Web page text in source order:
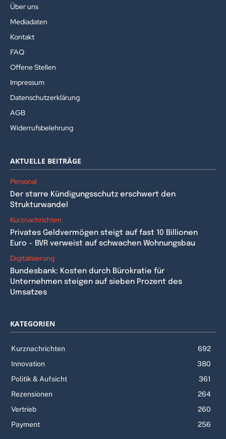
Über uns
Mediadaten
Kontakt
FAQ
Offene Stellen
Impressum
Datenschutzerklärung
AGB
Widerrufsbelehrung
AKTUELLE BEITRÄGE
Personal
Der starre Kündigungsschutz erschwert den
Strukturwandel
Kurznachrichten
Privates Geldvermögen steigt auf fast 10 Billionen
Euro – BVR verweist auf schwachen Wohnungsbau
Digitalisierung
Bundesbank: Kosten durch Bürokratie für
Unternehmen steigen auf sieben Prozent des
Umsatzes
KATEGORIEN
Kurznachrichten
692
Innovation
380
Politik & Aufsicht
361
Rezensionen
264
Vertrieb
260
Payment
256